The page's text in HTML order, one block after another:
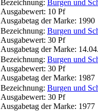
Bezeichnung: Burgen und
Ausgabewert: 10 Pf
Ausgabetag der Marke: 1990
Bezeichnung: Burgen und
Ausgabewert: 30 Pf
Ausgabetag der Marke:
Bezeichnung: Burgen und
Ausgabewert: 30 Pf
Ausgabetag der Marke: 1987
Bezeichnung: Burgen und
Ausgabewert: 30 Pf
Ausgabetag der Marke: 1977